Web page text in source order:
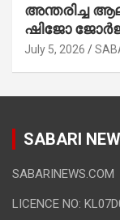
അന്തരിച്ച
ഷിജോ ജോർജ്
July 5, 2026
SABARI
SABARINEWS.COM
LICENCE NO: